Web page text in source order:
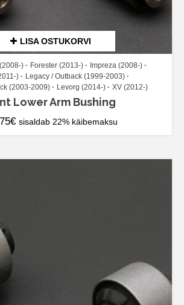
LISA OSTUKORVI
) Forester (2013-)
Impreza (2008-)
)
Legacy / Outback (1999-2003)
(2003-2009)
Levorg (2014-) XV (2012-)
Lower Arm Bushing
€ sisaldab 22% käibemaksu